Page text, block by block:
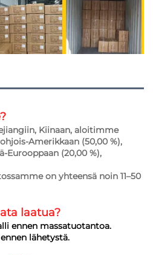
Kiinaan, aloitimme
Amerikkaan (50,00 %),
Eurooppaan (20,00 %),
on yhteensä noin 11–50
laatua?
ennen massatuotantoa.
lähetystä.